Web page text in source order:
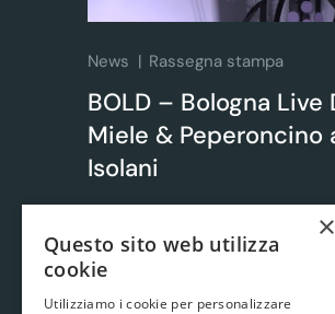
News Rassegna stampa
BOLD – Bologna Live
Miele & Peperoncino
Isolani
Leggi tutto ×
Questo sito web utilizza
cookie
Utilizziamo i cookie per personalizzare